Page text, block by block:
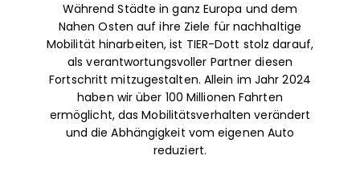
Während Städte in ganz Europa und dem
Nahen Osten auf ihre Ziele für nachhaltige
Mobilität hinarbeiten, ist TIER-Dott stolz darauf,
als verantwortungsvoller Partner diesen
Fortschritt mitzugestalten. Allein im Jahr 2024
haben wir über 100 Millionen Fahrten
ermöglicht, das Mobilitätsverhalten verändert
und die Abhängigkeit vom eigenen Auto
reduziert.